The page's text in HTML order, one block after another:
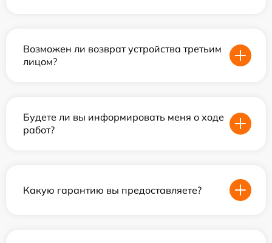
Возможен ли возврат устройства третьим
лицом?
Будете ли вы информировать меня о ходе
работ?
Какую гарантию вы предоставляете?